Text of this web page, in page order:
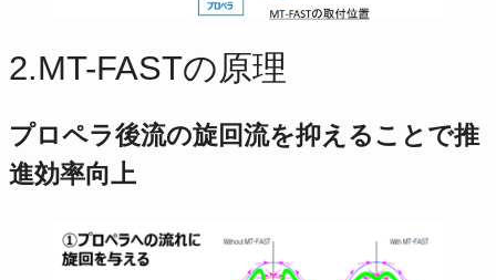
2.MT-FASTの原理
プロペラ後流の旋回流を抑えることで推
進効率向上